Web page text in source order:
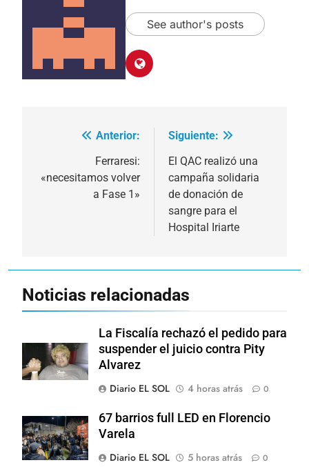
See author's posts
Navegación
entradas
Anterior:
Ferraresi:
«necesitamos volver
a Fase 1»
Siguiente:
El QAC realizó una
campaña solidaria
de donación de
sangre para el
Hospital Iriarte
Noticias relacionadas
La Fiscalía rechazó el pedido para
suspender el juicio contra Pity
Alvarez
Diario EL SOL
4 horas atrás 0
67 barrios full LED en Florencio
Varela
Diario EL SOL
5 horas atrás 0